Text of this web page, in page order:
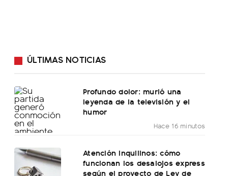
ÚLTIMAS NOTICIAS
Profundo dolor: murió una
leyenda de la televisión y el
humor
Hace 16 minutos
Atención inquilinos: cómo
funcionan los desalojos express
según el proyecto de Ley de